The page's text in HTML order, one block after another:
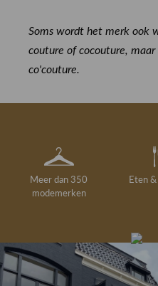
Soms wordt het merk ook
couture of cocouture,
co'couture.
Meer dan 350
modemerken
Eten
drankje
Gratis
de